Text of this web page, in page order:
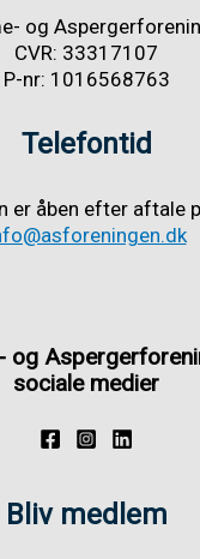
og
CVR: 33317107
P-nr: 1016568763
Telefontid
er åben efter aftale
og
sociale medier
Bliv medlem